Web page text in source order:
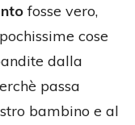
fosse vero,
cose
dalla
passa
bambino e al